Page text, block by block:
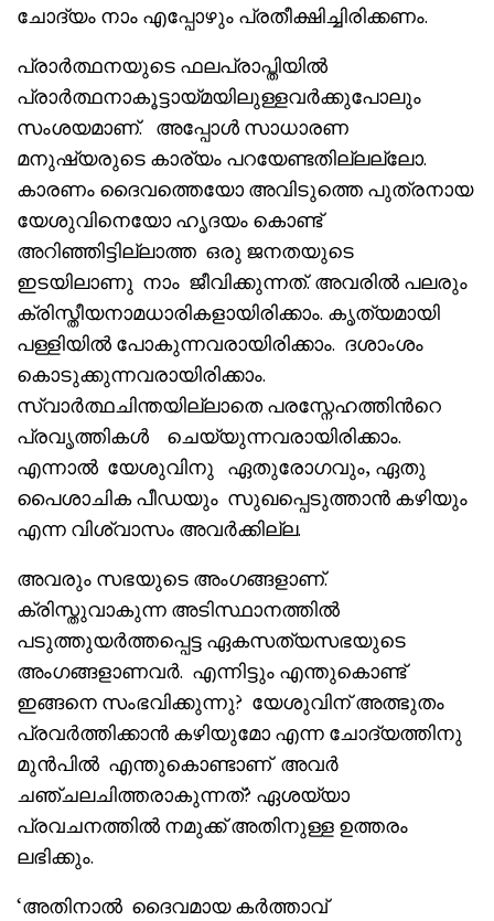
ചോദ്യം നാം എപ്പോഴും പ്രതീക്ഷിച്ചിരിക്കണം.
പ്രാർത്ഥനയുടെ ഫലപ്രാപ്തിയിൽ
പ്രാർത്ഥനാകൂട്ടായ്മയിലുള്ളവർക്കുപോലും
സംശയമാണ്. അപ്പോൾ സാധാരണ
മനുഷ്യരുടെ കാര്യം പറയേണ്ടതില്ലല്ലോ.
കാരണം ദൈവത്തെയോ അവിടുത്തെ പുത്രനായ
യേശുവിനെയോ ഹൃദയം കൊണ്ട്
അറിഞ്ഞിട്ടില്ലാത്ത ഒരു ജനതയുടെ
ഇടയിലാണു നാം ജീവിക്കുന്നത്. അവരിൽ പലരും
ക്രിസ്തീയനാമധാരികളായിരിക്കാം. കൃത്യമായി
പള്ളിയിൽ പോകുന്നവരായിരിക്കാം. ദശാംശം
കൊടുക്കുന്നവരായിരിക്കാം.
സ്വാർത്ഥചിന്തയില്ലാതെ പരസ്നേഹത്തിൻറെ
പ്രവൃത്തികൾ ചെയ്യുന്നവരായിരിക്കാം.
എന്നാൽ യേശുവിനു ഏതുരോഗവും, ഏതു
പൈശാചിക പീഡയും സുഖപ്പെടുത്താൻ കഴിയും
എന്ന വിശ്വാസം അവർക്കില്ല.
അവരും സഭയുടെ അംഗങ്ങളാണ്.
ക്രിസ്തുവാകുന്ന അടിസ്ഥാനത്തിൽ
പടുത്തുയർത്തപ്പെട്ട ഏകസത്യസഭയുടെ
അംഗങ്ങളാണവർ. എന്നിട്ടും എന്തുകൊണ്ട്
ഇങ്ങനെ സംഭവിക്കുന്നു? യേശുവിന് അത്ഭുതം
പ്രവർത്തിക്കാൻ കഴിയുമോ എന്ന ചോദ്യത്തിനു
മുൻപിൽ എന്തുകൊണ്ടാണ് അവർ
ചഞ്ചലചിത്തരാകുന്നത്? ഏശയ്യാ
പ്രവചനത്തിൽ നമുക്ക് അതിനുള്ള ഉത്തരം
ലഭിക്കും.
‘അതിനാൽ ദൈവമായ കർത്താവ്